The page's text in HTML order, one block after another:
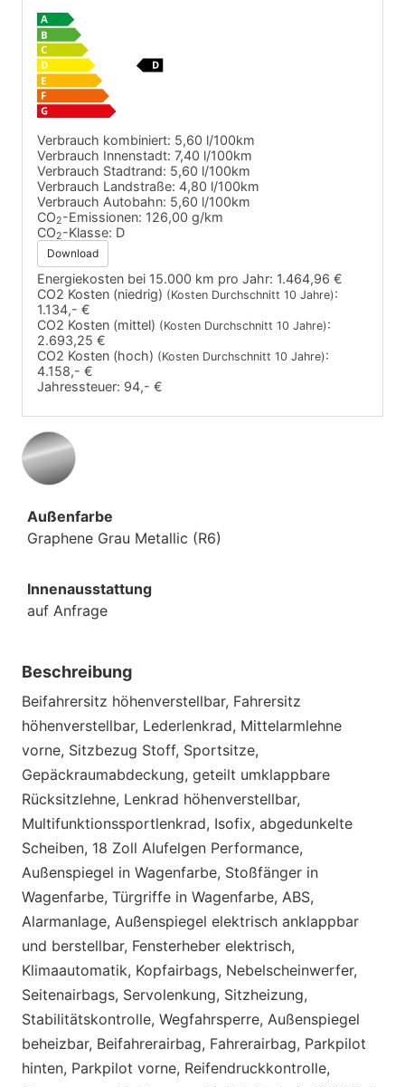
Verbrauch kombiniert: 5,60 l/100km
Verbrauch Innenstadt: 7,40 l/100km
Verbrauch Stadtrand: 5,60 l/100km
Verbrauch Landstraße: 4,80 l/100km
Verbrauch Autobahn: 5,60 l/100km
CO2-Emissionen: 126,00 g/km
CO2-Klasse: D
Download
Energiekosten bei 15.000 km pro Jahr: 1.464,96 €
CO2 Kosten (niedrig) (Kosten Durchschnitt 10 Jahre):
1.134,- €
CO2 Kosten (mittel) (Kosten Durchschnitt 10 Jahre):
2.693,25 €
CO2 Kosten (hoch) (Kosten Durchschnitt 10 Jahre):
4.158,- €
Jahressteuer: 94,- €
Außenfarbe
Graphene Grau Metallic (R6)
Innenausstattung
auf Anfrage
Beschreibung
Beifahrersitz höhenverstellbar, Fahrersitz
höhenverstellbar, Lederlenkrad, Mittelarmlehne
vorne, Sitzbezug Stoff, Sportsitze,
Gepäckraumabdeckung, geteilt umklappbare
Rücksitzlehne, Lenkrad höhenverstellbar,
Multifunktionssportlenkrad, Isofix, abgedunkelte
Scheiben, 18 Zoll Alufelgen Performance,
Außenspiegel in Wagenfarbe, Stoßfänger in
Wagenfarbe, Türgriffe in Wagenfarbe, ABS,
Alarmanlage, Außenspiegel elektrisch anklappbar
und berstellbar, Fensterheber elektrisch,
Klimaautomatik, Kopfairbags, Nebelscheinwerfer,
Seitenairbags, Servolenkung, Sitzheizung,
Stabilitätskontrolle, Wegfahrsperre, Außenspiegel
beheizbar, Beifahrerairbag, Fahrerairbag, Parkpilot
hinten, Parkpilot vorne, Reifendruckkontrolle,